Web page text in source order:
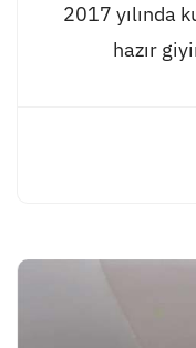
2017 yılında
hazır